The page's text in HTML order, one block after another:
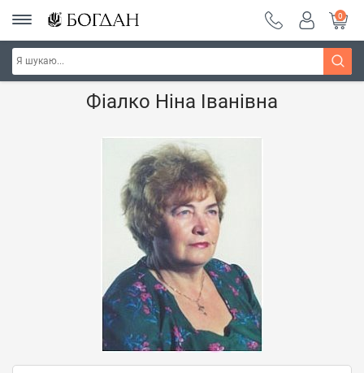
0
Головна Наші автори - Навчальна книга - "Богдан"
Фіалко Ніна Іванівна